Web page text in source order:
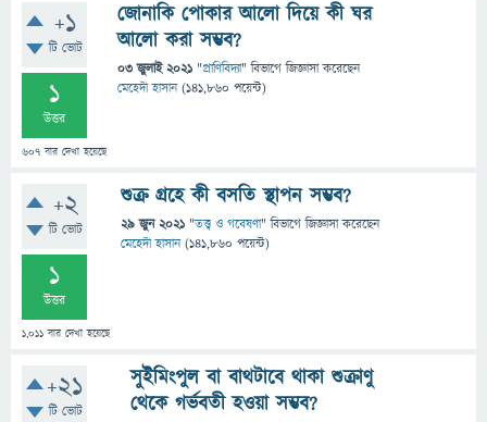
+1
টি ভোট
1
উত্তর
607 বার দেখা হয়েছে
জোনাকি পোকার আলো দিয়ে কী ঘর
আলো করা সম্ভব?
03 জুলাই 2021 "প্রাণিবিদ্যা" বিভাগে জিজ্ঞাসাকরেছেন
মেহেদী হাসান (141,860 পয়েন্ট)
+2
টি ভোট
1
উত্তর
1,011 বার দেখা হয়েছে
শুক্র গ্রহে কী বসতি স্থাপন সম্ভব?
29 জুন 2021 "তত্ত্ব ও গবেষণা" বিভাগে জিজ্ঞাসাকরেছেন
মেহেদী হাসান (141,860 পয়েন্ট)
+21
টি ভোট
সুইমিংপুল বা বাথটাবে থাকা শুক্রাণু
থেকে গর্ভবতী হওয়া সম্ভব?